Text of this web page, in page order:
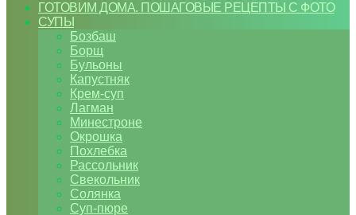
ГОТОВИМ ДОМА. ПОШАГОВЫЕ РЕЦЕПТЫ С ФОТО
СУПЫ
Бозбаш
Борщ
Бульоны
Капустняк
Крем-суп
Лагман
Минестроне
Окрошка
Похлебка
Рассольник
Свекольник
Солянка
Суп-пюре